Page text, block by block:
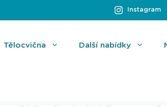
Instagram
Tělocvična Další nabídky